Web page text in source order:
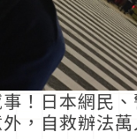
！日本網民
，自救辦法